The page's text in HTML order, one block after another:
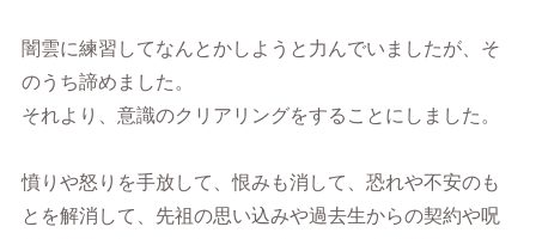
闇雲に練習してなんとかしようと力んでいましたが、そ
のうち諦めました。
それより、意識のクリアリングをすることにしました。
憤りや怒りを手放して、恨みも消して、恐れや不安のも
とを解消して、先祖の思い込みや過去生からの契約や呪